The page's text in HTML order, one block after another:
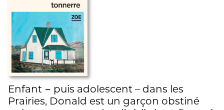
Enfant − puis adolescent – dans les
Prairies, Donald est un garçon obstiné